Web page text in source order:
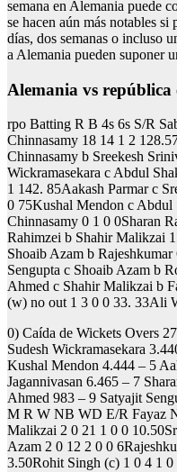
semana en Alemania puede
se hacen aún más notables si
días, dos semanas o incluso
a Alemania pueden suponer
Alemania vs
rpo Batting R B 4s 6s S/R
Chinnasamy 18 14 1 2
Chinnasamy b Sreekesh
Wickramasekara c Abdul
1 142. 85Aakash Parmar c
0 75Kushal Mendon c Abdul
Chinnasamy 0 1 0 0Sharan
Rahimzei b Shahir Malikzai
Shoaib Azam b
Sengupta c Shoaib Azam b
Ahmed c Shahir Malikzai b
(w) no out 1 3 0 0 33. 33Ali
0) Caída de Wickets Overs
Sudesh Wickramasekara
Kushal Mendon 4.444 – 5
Jagannivasan 6.465 – 7
Ahmed 983 – 9 Satyajit
M R W NB WD E/R Fayaz
Malikzai 2 0 21 1 0 0
Azam 2 0 12 2 0 0
3.50Rohit Singh (c) 1 0 4 1 0